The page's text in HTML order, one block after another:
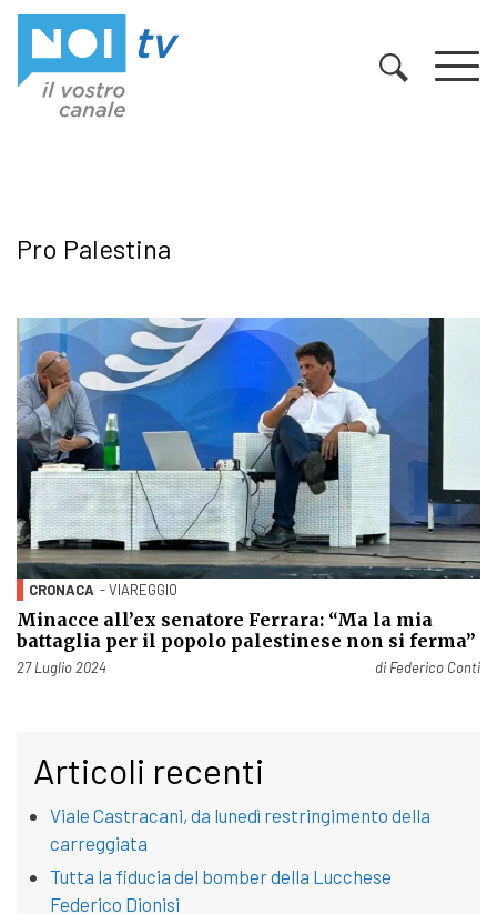
Pro Palestina
CRONACA - VIAREGGIO
Minacce all’ex senatore Ferrara: “Ma la mia
battaglia per il popolo palestinese non si ferma”
Pubblicato il
27 Luglio 2024 di Federico Conti
Articoli recenti
Viale Castracani, da lunedì restringimento della
carreggiata
Tutta la fiducia del bomber della Lucchese
Federico Dionisi